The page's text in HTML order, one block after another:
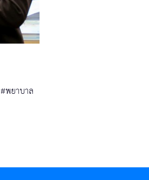
#พยาบาล